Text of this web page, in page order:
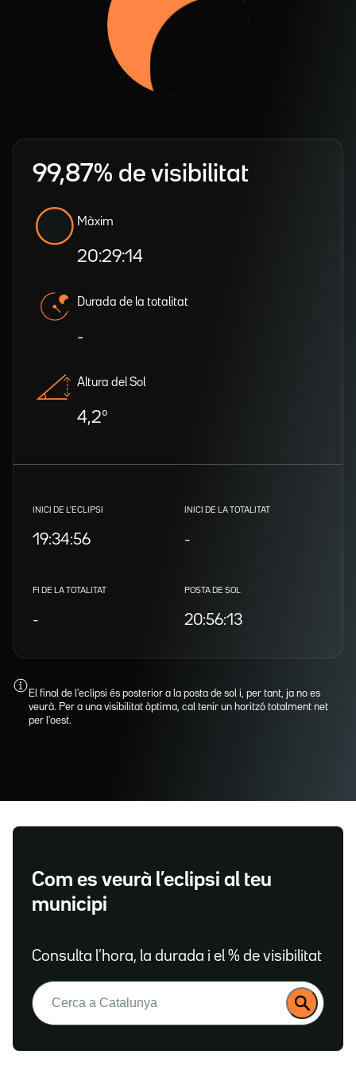
99,87% de visibilitat
Màxim
20:29:14
Durada de la totalitat
-
Altura del Sol
4,2º
INICI DE L'ECLIPSI
19:34:56
INICI DE LA TOTALITAT
-
FI DE LA TOTALITAT
-
POSTA DE SOL
20:56:13
El final de l'eclipsi és posterior a la posta de sol i, per tant, ja no es
veurà. Per a una visibilitat òptima, cal tenir un horitzó totalment net
per l'oest.
Com es veurà l’eclipsi al teu
municipi
Consulta l’hora, la durada i el % de visibilitat
Buscar: